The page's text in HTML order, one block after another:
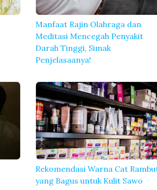
Manfaat Rajin Olahraga dan
Meditasi Mencegah Penyakit
Darah Tinggi, Simak
Penjelasaanya!
Rekomendasi Warna Cat
yang Bagus untuk Kulit Sawo